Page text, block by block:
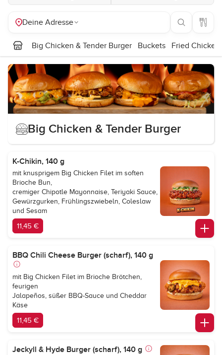
Deine Adresse
Big Chicken & Tender Burger Buckets Fried Chicken
Big Chicken & Tender Burger
K-Chikin, 140 g
mit knusprigem Big Chicken Filet im soften
Brioche Bun,
cremiger Chipotle Mayonnaise, Teriyaki Sauce,
Gewürzgurken, Frühlingszwiebeln, Coleslaw
und Sesam
11,45 €
BBQ Chili Cheese Burger (scharf), 140 g
mit Big Chicken Filet im Brioche Brötchen,
feurigen
Jalapeños, süßer BBQ-Sauce und Cheddar
Käse
11,45 €
Jeckyll & Hyde Burger (scharf), 140 g